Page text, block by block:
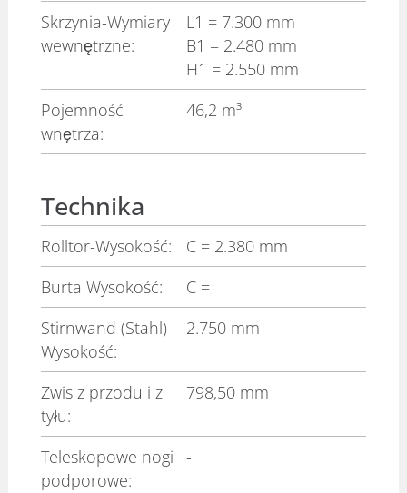
Skrzynia-Wymiary
wewnętrzne:
L1 = 7.300 mm
B1 = 2.480 mm
H1 = 2.550 mm
Pojemność
wnętrza:
46,2 m³
Technika
Rolltor-Wysokość: C = 2.380 mm
Burta Wysokość:
C =
Stirnwand (Stahl)-
Wysokość:
2.750 mm
Zwis z przodu i z
tyłu:
798,50 mm
Teleskopowe nogi
podporowe:
-